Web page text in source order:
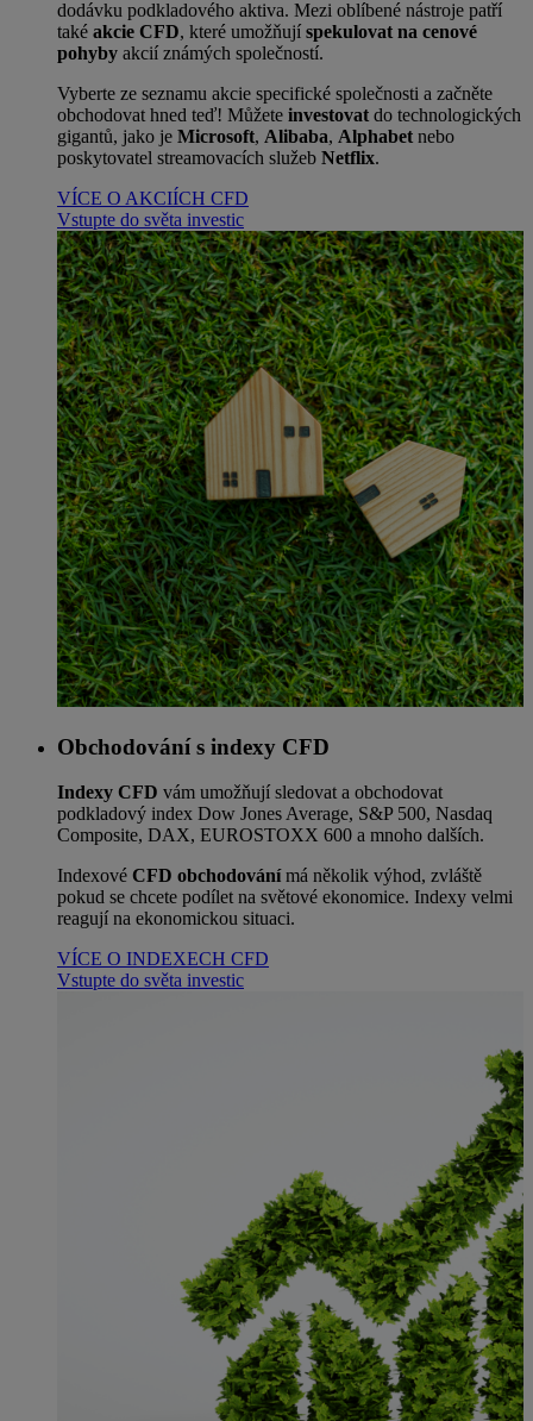
dodávku podkladového aktiva. Mezi oblíbené nástroje patří
také akcie CFD, které umožňují spekulovat na cenové
pohyby akcií známých společností.
Vyberte ze seznamu akcie specifické společnosti a začněte
obchodovat hned teď! Můžete investovat do technologických
gigantů, jako je Microsoft, Alibaba, Alphabet nebo
poskytovatel streamovacích služeb Netflix.
VÍCE O AKCIÍCH CFD
Vstupte do světa investic
Obchodování s indexy CFD
Indexy CFD vám umožňují sledovat a obchodovat
podkladový index Dow Jones Average, S&P 500, Nasdaq
Composite, DAX, EUROSTOXX 600 a mnoho dalších.
Indexové CFD obchodovánímá několik výhod, zvláště
pokud se chcete podílet na světové ekonomice. Indexy velmi
reagují na ekonomickou situaci.
VÍCE O INDEXECH CFD
Vstupte do světa investic